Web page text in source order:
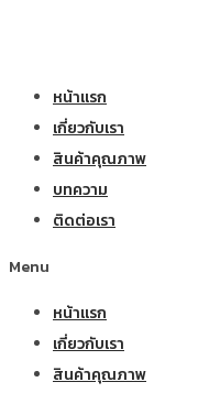
หน้าแรก
เกี่ยวกับเรา
สินค้าคุณภาพ
บทความ
ติดต่อเรา
Menu
หน้าแรก
เกี่ยวกับเรา
สินค้าคุณภาพ